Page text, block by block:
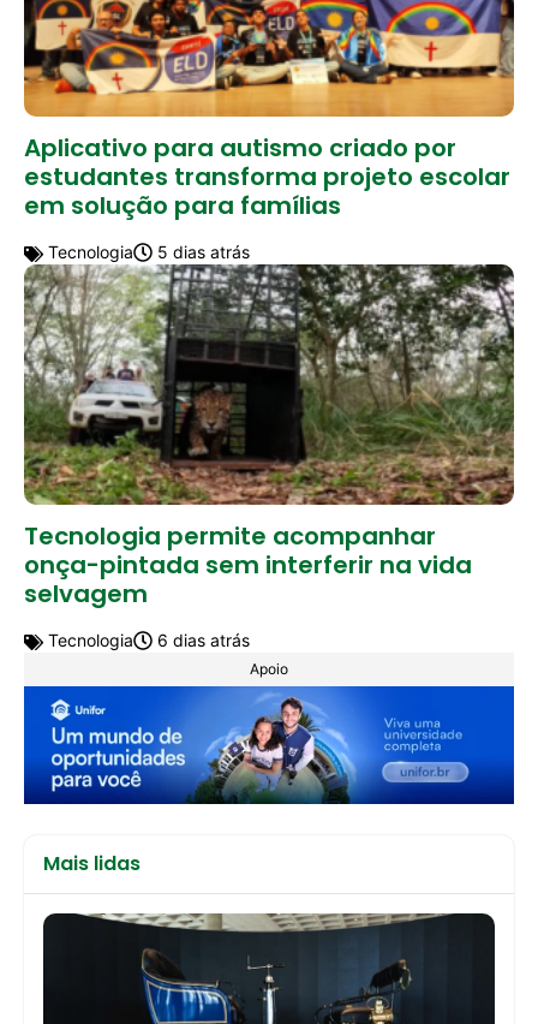
Aplicativo para autismo criado por
estudantes transforma projeto escolar
em solução para famílias
Tecnologia 5 dias atrás
Tecnologia permite acompanhar
onça-pintada sem interferir na vida
selvagem
Tecnologia 6 dias atrás
Apoio
Mais lidas